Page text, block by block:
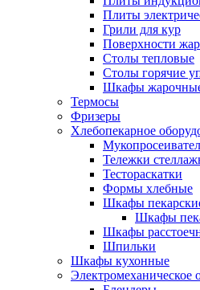
Плиты
Грили для кур
Поверхности
Столы тепловые
Столы горячие
Шкафы
Термосы
Фризеры
Хлебопекарное
Тележки
Тестораскатки
Формы хлебные
Шкафы
Шкафы
Шкафы
Шпильки
Шкафы кухонные
Электромеханическое